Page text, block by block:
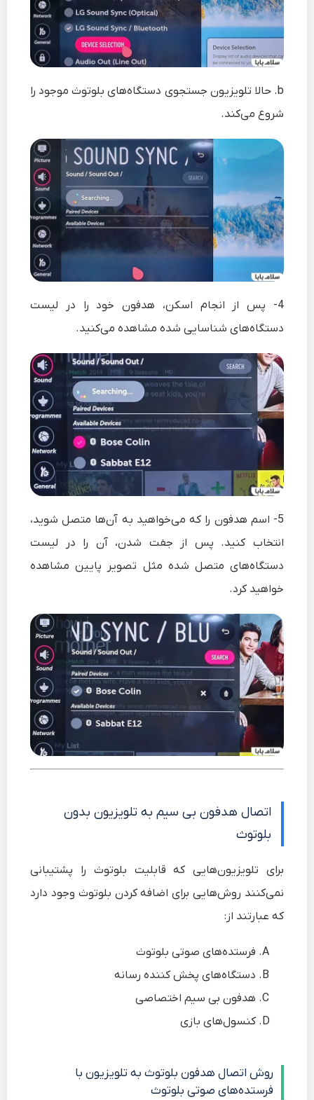
b. حالا تلویزیون جستجوی دستگاه‌های بلوتوث موجود را
شروع می‌کند.
4-
پس از انجام اسکن، هدفون خود را در لیست
دستگاه‌های شناسایی شده مشاهده می‌کنید.
5-
اسم هدفون را که می‌خواهید به آن‌ها متصل شوید،
انتخاب کنید. پس از جفت شدن، آن را در لیست
دستگاه‌های متصل شده مثل تصویر پایین مشاهده
خواهید کرد.
اتصال هدفون بی سیم به تلویزیون بدون
بلوتوث
برای تلویزیون‌هایی که قابلیت بلوتوث را پشتیبانی
نمی‌کنند روش‌هایی برای اضافه کردن بلوتوث وجود دارد
که عبارتند از:
فرستده‌های صوتی بلوتوث
دستگاه‌های پخش کننده رسانه
هدفون بی سیم اختصاصی
کنسول‌های بازی
روش اتصال هدفون بلوتوث به تلویزیون با
فرستده‌های صوتی بلوتوث